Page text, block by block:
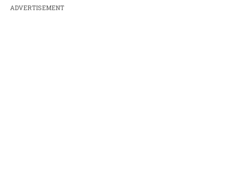
ADVERTISEMENT